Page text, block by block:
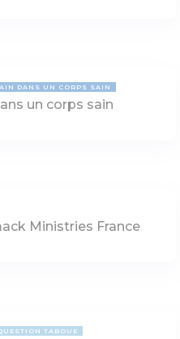
DANS UN CORPS SAIN
un corps sain
Ministries France
TABOUE